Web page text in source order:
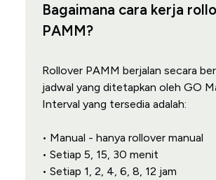
Bagaimana cara kerja
PAMM?
Rollover PAMM berjalan secara
jadwal yang ditetapkan oleh GO
Interval yang tersedia adalah:
• Manual - hanya rollover manual
• Setiap 5, 15, 30 menit
• Setiap 1, 2, 4, 6, 8, 12 jam